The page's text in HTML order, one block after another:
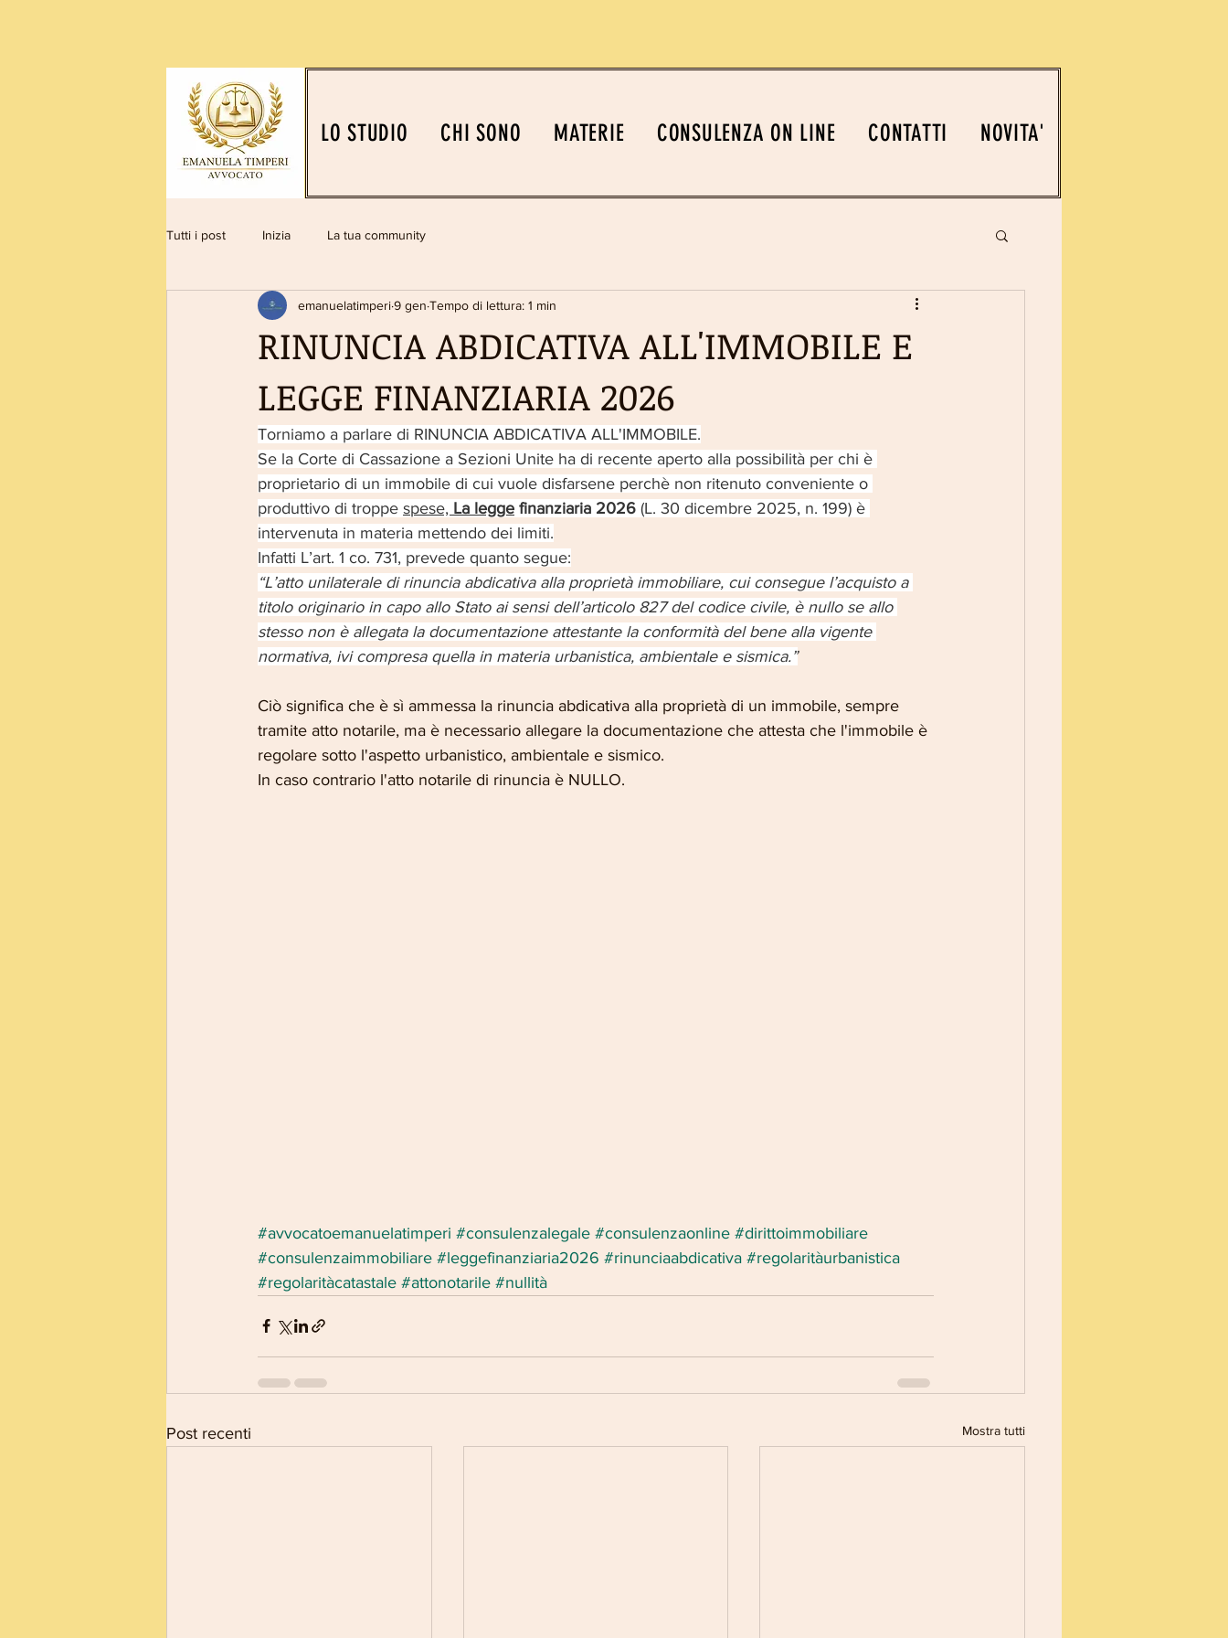
LO STUDIO CHI SONO MATERIE CONSULENZA ON LINE CONTATTI NOVITA'
Tutti i post Inizia La tua community
RINUNCIA ABDICATIVA ALL'IMMOBILE E
LEGGE FINANZIARIA 2026
emanuelatimperi9 gen Tempo di lettura: 1 min
Torniamo a parlare di RINUNCIA ABDICATIVA ALL'IMMOBILE.
Se la Corte di Cassazione a Sezioni Unite ha di recente aperto alla possibilità per chi è
proprietario di un immobile di cui vuole disfarsene perchè non ritenuto conveniente o
produttivo di troppe spese, La legge finanziaria 2026 (L. 30 dicembre 2025, n. 199) è
intervenuta in materia mettendo dei limiti.
Infatti L’art. 1 co. 731, prevede quanto segue:
“L’atto unilaterale di rinuncia abdicativa alla proprietà immobiliare, cui consegue l’acquisto a
titolo originario in capo allo Stato ai sensi dell’articolo 827 del codice civile, è nullo se allo
stesso non è allegata la documentazione attestante la conformità del bene alla vigente
normativa, ivi compresa quella in materia urbanistica, ambientale e sismica.”
Ciò significa che è sì ammessa la rinuncia abdicativa alla proprietà di un immobile, sempre
tramite atto notarile, ma è necessario allegare la documentazione che attesta che l'immobile è
regolare sotto l'aspetto urbanistico, ambientale e sismico.
In caso contrario l'atto notarile di rinuncia è NULLO.
#avvocatoemanuelatimperi #consulenzalegale #consulenzaonline #dirittoimmobiliare
#consulenzaimmobiliare #leggefinanziaria2026 #rinunciaabdicativa #regolaritàurbanistica
#regolaritàcatastale #attonotarile #nullità
Post recenti Mostra tutti